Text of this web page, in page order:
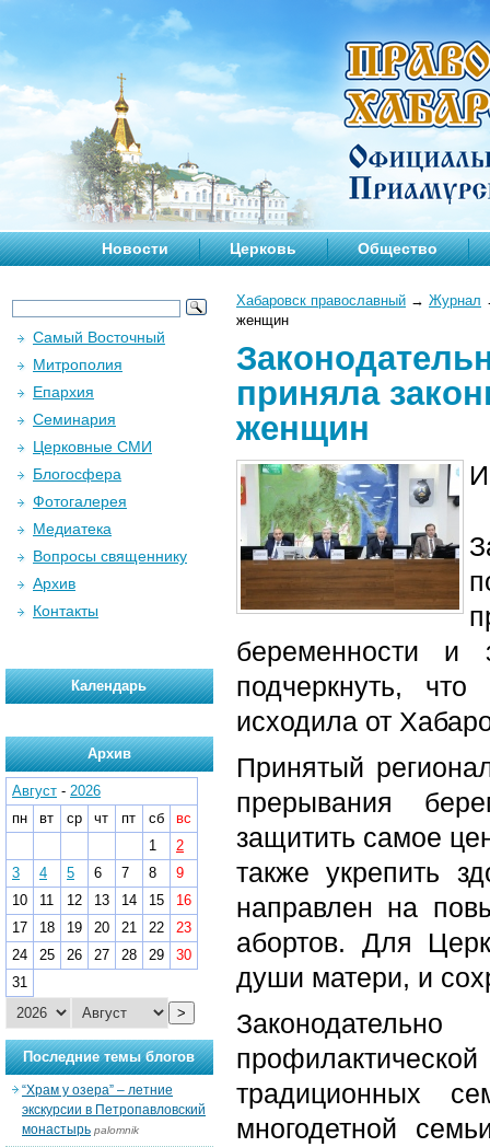
Новости Церковь Общество
Хабаровск православный → Журнал
женщин
приняла
женщин
беременности
подчеркнуть,
исходила от
Принятый
прерывания
защитить самое
также укрепить
направлен на
абортов. Для
души матери, и
традиционных
многодетной
Самый Восточный
Митрополия
Епархия
Семинария
Церковные СМИ
Блогосфера
Фотогалерея
Медиатека
Вопросы священнику
Архив
Контакты
Календарь
Архив
Август - 2026
пн
вт ср чт пт сб
вс
1
2
3
4 5 6 7 8
9
10
11 12 13 14 15
16
17
18 19 20 21 22
23
24
25 26 27 28 29
30
31
>
Последние темы блогов
“Храм у озера” – летние
экскурсии в Петропавловский
монастырь palomnik